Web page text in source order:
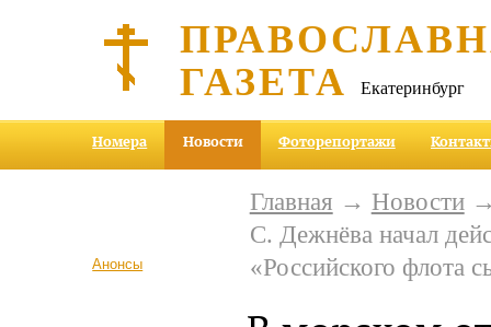
ГАЗЕТА Екатеринбург
Номера Новости Фоторепортажи
Анонсы
Главная → Новости→
С. Дежнёва начал
«Российского флота